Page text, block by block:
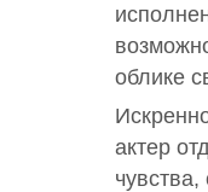
облике
актер